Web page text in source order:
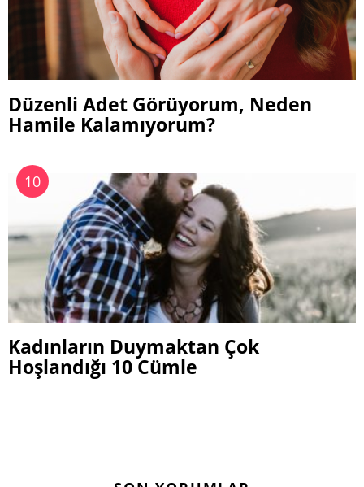
Düzenli Adet Görüyorum, Neden
Hamile Kalamıyorum?
Kadınların Duymaktan Çok
Hoşlandığı 10 Cümle